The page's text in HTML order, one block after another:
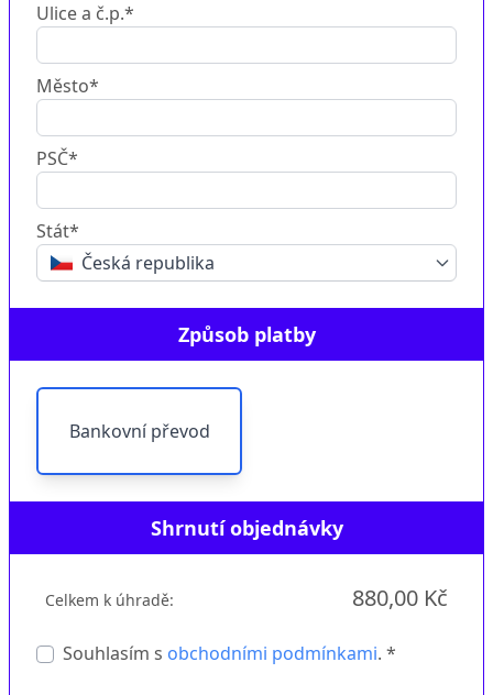
Ulice a č.p.*
Město*
PSČ*
Stát*
Česká republika
Způsob platby
Bankovní převod
Shrnutí objednávky
Celkem k úhradě: 880,00 Kč
Souhlasím s obchodními podmínkami. *